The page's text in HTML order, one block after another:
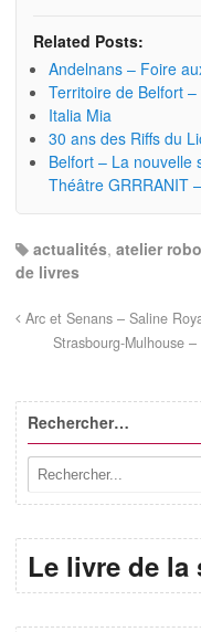
Related Posts:
Andelnans – Foire
Territoire de Belfort
Italia Mia
30 ans des Riffs du
Belfort – La nouvelle
Théâtre GRRRANIT
actualités, atelier
de livres
Arc et Senans – Saline
Strasbourg-Mulhouse
Rechercher…
Le livre de la